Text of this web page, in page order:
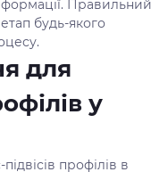
Правильний
будь-якого
для
у
профілів в